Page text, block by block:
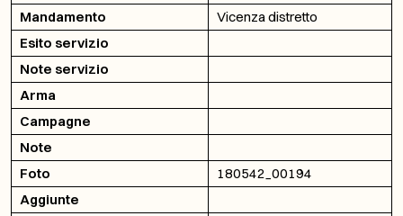
Mandamento
Vicenza distretto
Esito servizio
Note servizio
Arma
Campagne
Note
Foto
180542_00194
Aggiunte